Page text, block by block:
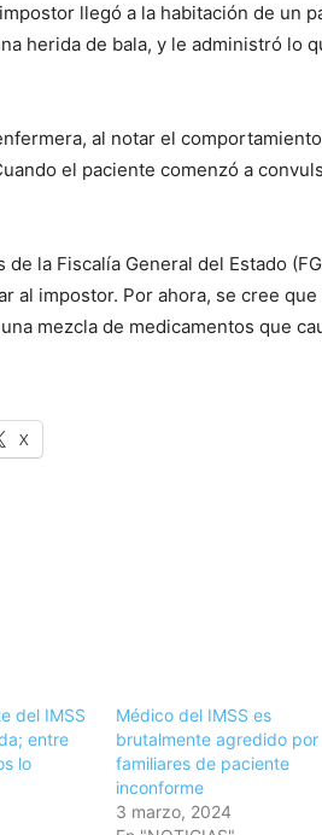
llegó a la habitación de un
herida de bala, y le administró lo
al notar el
el paciente comenzó a
de la Fiscalía General del Estado
al impostor. Por ahora, se cree
mezcla de medicamentos que
X
del IMSS
entre
lo
Médico del IMSS es
brutalmente agredido por
familiares de paciente
inconforme
3 marzo, 2024